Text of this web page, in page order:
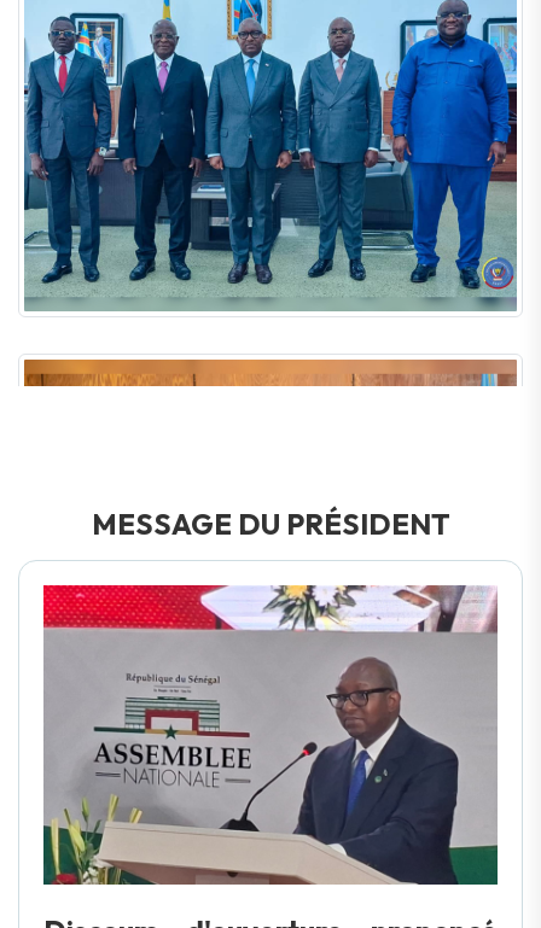
MESSAGE DU PRÉSIDENT